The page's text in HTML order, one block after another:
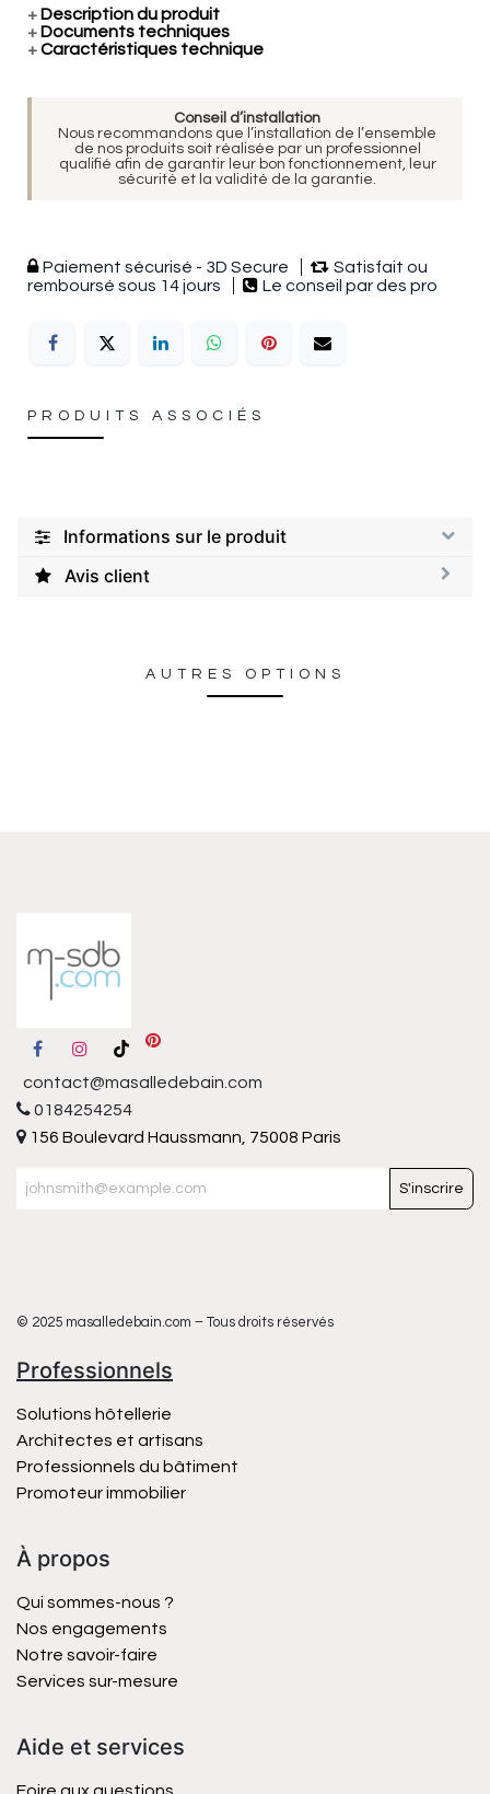
+ Description du produit
+ Documents techniques
+Caractéristiques technique
Conseil d’installation
Nous recommandons que l’installation de l’ensemble
de nos produits soit réalisée par un professionnel
qualifié afin de garantir leur bon fonctionnement, leur
sécurité et la validité de la garantie.
Paiement sécurisé - 3D Secure
Satisfait ou
remboursé sous 14 jours
Le conseil par des pro
PRODUITS ASSOCIÉS
Informations sur le produit
Avis client
AUTRES OPTIONS
contact@masalledebain.com
0184254254
156 Boulevard Haussmann, 75008 Paris
S'inscrire
© 2025 masalledebain.com – Tous droits réservés
Professionnels
Solutions hôtellerie
Architectes et artisans
Professionnels du bâtiment
Promoteur immobilier
À propos
Qui sommes-nous ?
Nos engagements
Notre savoir-faire
Services sur-mesure
Aide et services